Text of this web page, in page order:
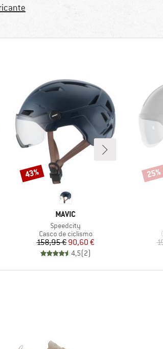
MARCA
MAVIC
Artículo
Speedcity
Product group
Casco de ciclismo
Precio
158,95 €Precio reducido
90,60 €
4,5(2)
Descuento
43% 25%